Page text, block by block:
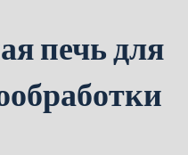
печь для